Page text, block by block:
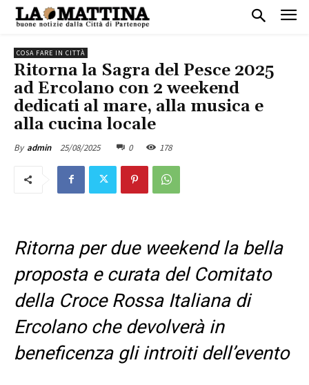
COSA FARE IN CITTÀ
Ritorna la Sagra del Pesce 2025
ad Ercolano con 2 weekend
dedicati al mare, alla musica e
alla cucina locale
By admin 25/08/2025 0 178
Ritorna per due weekend la bella
proposta e curata del Comitato
della Croce Rossa Italiana di
Ercolano che devolverà in
beneficenza gli introiti dell’evento